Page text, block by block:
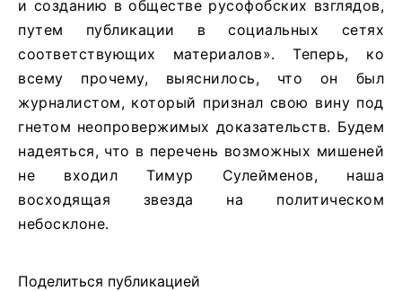
и созданию в обществе русофобских взглядов,
путем публикации в социальных сетях
соответствующих материалов». Теперь, ко
всему прочему, выяснилось, что он был
журналистом, который признал свою вину под
гнетом неопровержимых доказательств. Будем
надеяться, что в перечень возможных мишеней
не входил Тимур Сулейменов, наша
восходящая звезда на политическом
небосклоне.
Поделиться публикацией